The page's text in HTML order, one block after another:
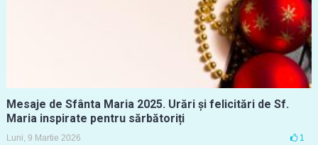
Mesaje de Sfânta Maria 2025. Urări și felicitări de Sf.
Maria inspirate pentru sărbătoriți
Luni, 9 Martie 2026 1